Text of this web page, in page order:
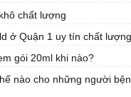
chất lượng
ở Quận 1 uy tín chất
gói 20ml khi nào?
nào cho những người